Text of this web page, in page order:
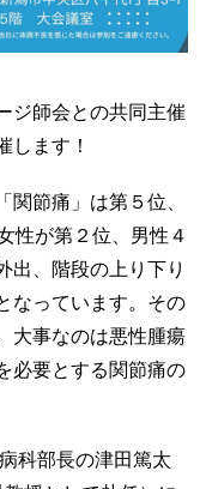
ジ師会との共同主催
します！
節痛」は第５位、
性が第２位、男性４
出、階段の上り下り
なっています。その
大事なのは悪性腫瘍
必要とする関節痛の
科部長の津田篤太